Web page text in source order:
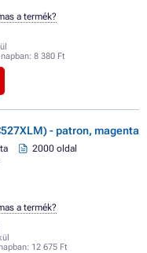
8 380 Ft
a termék?
- patron, magenta
2000 oldal
12 675 Ft
a termék?